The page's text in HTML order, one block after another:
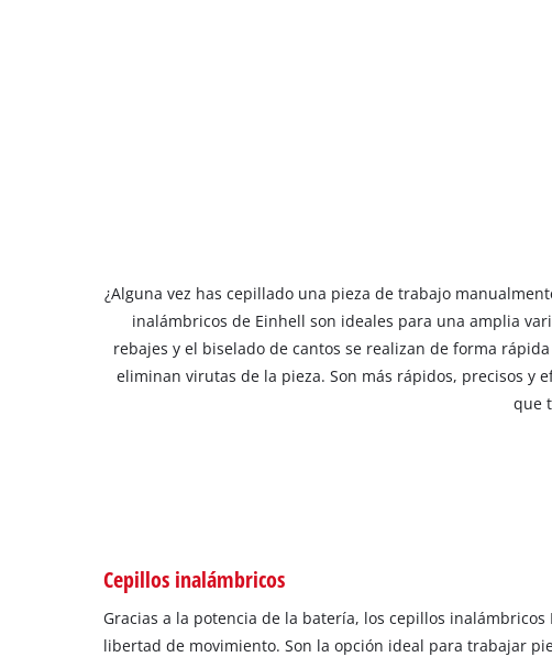
¿Alguna vez has cepillado una pieza de trabajo
inalámbricos de Einhell son ideales para una amplia
rebajes y el biselado de cantos se realizan de forma
eliminan virutas de la pieza. Son más rápidos, precisos y
que
Cepillos inalámbricos
Gracias a la potencia de la batería, los cepillos
libertad de movimiento. Son la opción ideal para trabajar